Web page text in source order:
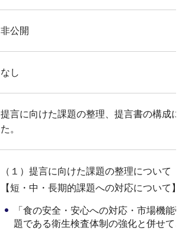
非公開
なし
提言に向けた課題の整理、提言書の構成
た。
（１）提言に向けた課題の整理について
【短・中・長期的課題への対応について】
「食の安全・安心への対応・市場機能
題である衛生検査体制の強化と併せて